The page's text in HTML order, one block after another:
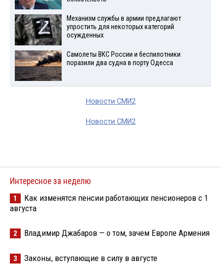
Механизм службы в армии предлагают
упростить для некоторых категорий
осужденных
Самолеты ВКС России и беспилотники
поразили два судна в порту Одесса
Новости СМИ2
Новости СМИ2
Интересное за неделю
1
Как изменятся пенсии работающих пенсионеров с 1
августа
2 Владимир Джабаров — о том, зачем Европе Армения
3 Законы, вступающие в силу в августе